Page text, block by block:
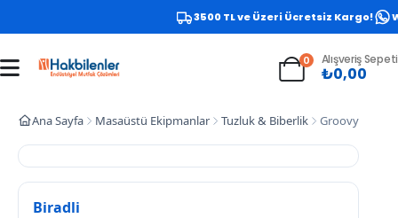
3500 TL ve Üzeri Ücretsiz Kargo!
0 Alışveriş Sepeti
₺0,00
Ana Sayfa Masaüstü Ekipmanlar Tuzluk & Biberlik Groovy Üçlü
Biradli